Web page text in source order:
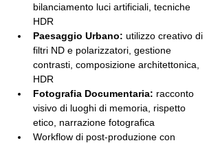
bilanciamento luci artificiali, tecniche
HDR
Paesaggio Urbano: utilizzo creativo di
filtri ND e polarizzatori, gestione
contrasti, composizione architettonica,
HDR
Fotografia Documentaria: racconto
visivo di luoghi di memoria, rispetto
etico, narrazione fotografica
Workflow di post-produzione con